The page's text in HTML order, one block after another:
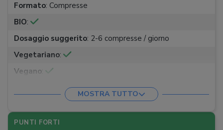
Formato: Compresse
BIO:
Dosaggio suggerito: 2-6 compresse / giorno
Vegetariano:
Vegano:
MOSTRA TUTTO
PUNTI FORTI